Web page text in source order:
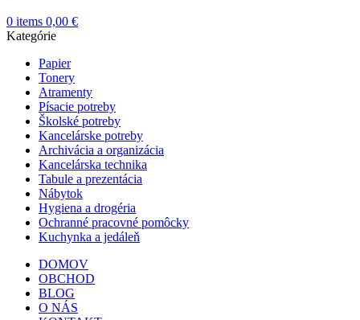
0 items 0,00 €
Kategórie
Papier
Tonery
Atramenty
Písacie potreby
Školské potreby
Kancelárske potreby
Archivácia a organizácia
Kancelárska technika
Tabule a prezentácia
Nábytok
Hygiena a drogéria
Ochranné pracovné pomôcky
Kuchynka a jedáleň
DOMOV
OBCHOD
BLOG
O NÁS